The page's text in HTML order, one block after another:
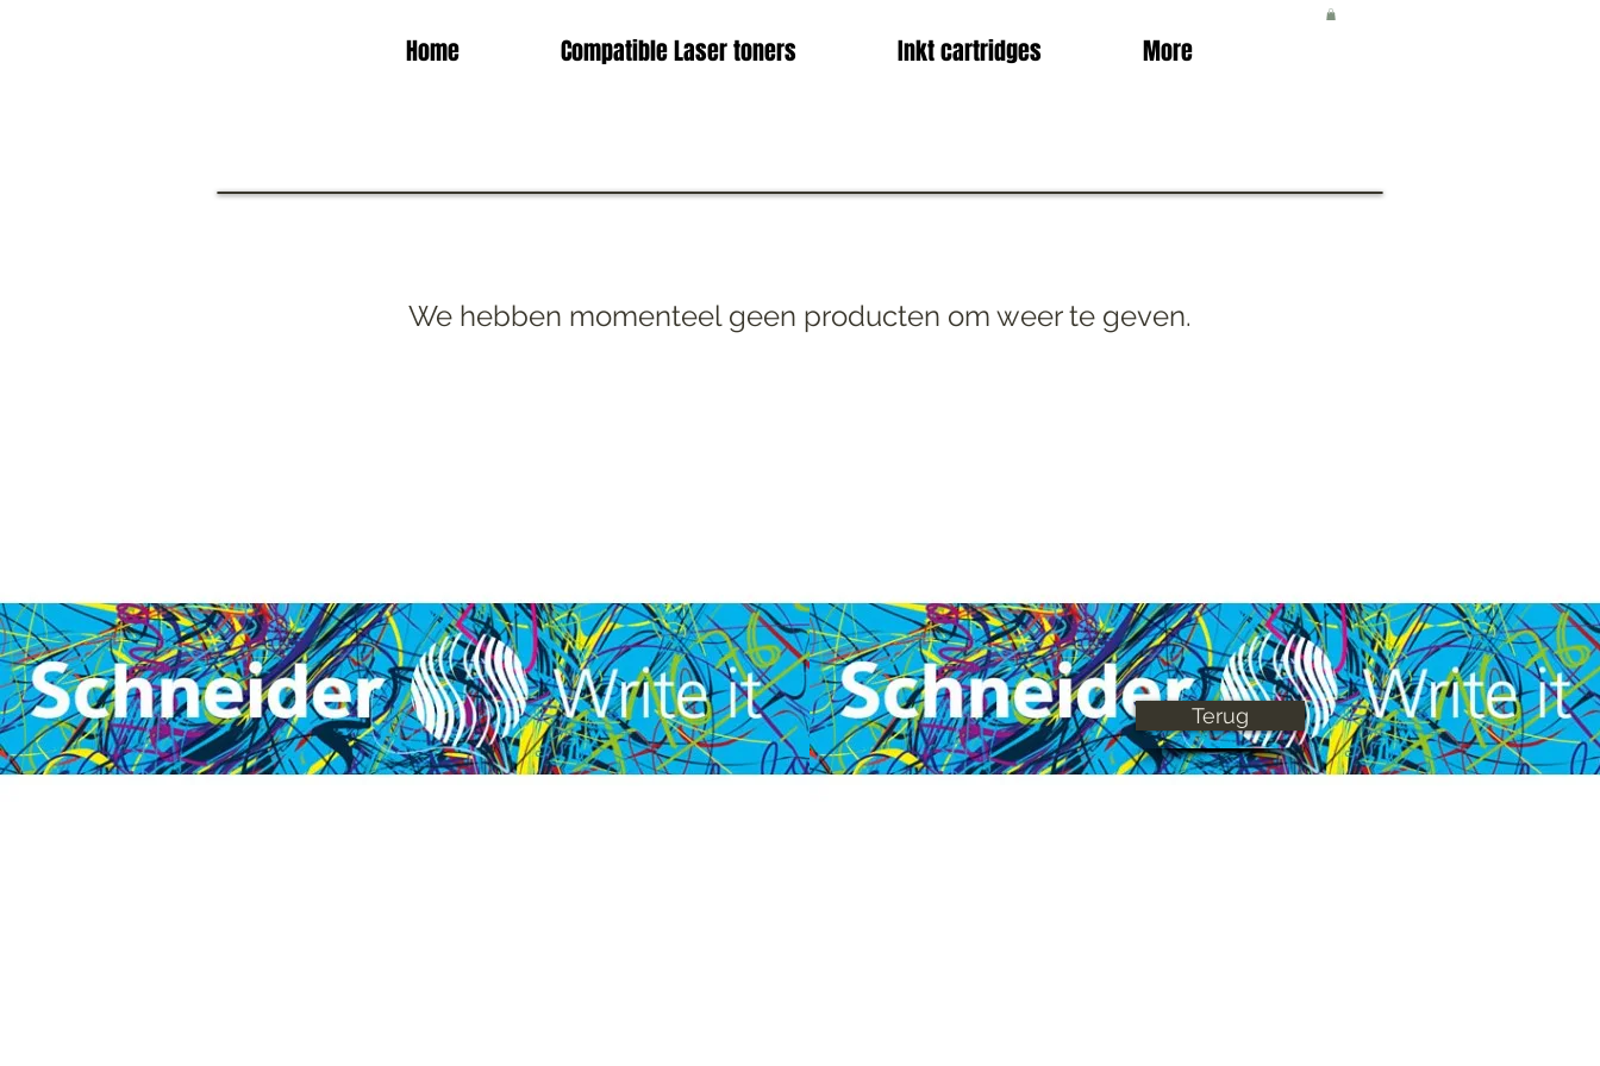
Home Compatible Laser toners Inkt cartridges More
We hebben momenteel geen producten om weer te geven.
Terug